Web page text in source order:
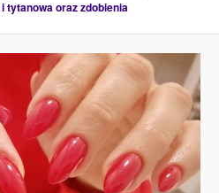
tytanowa oraz zdobienia